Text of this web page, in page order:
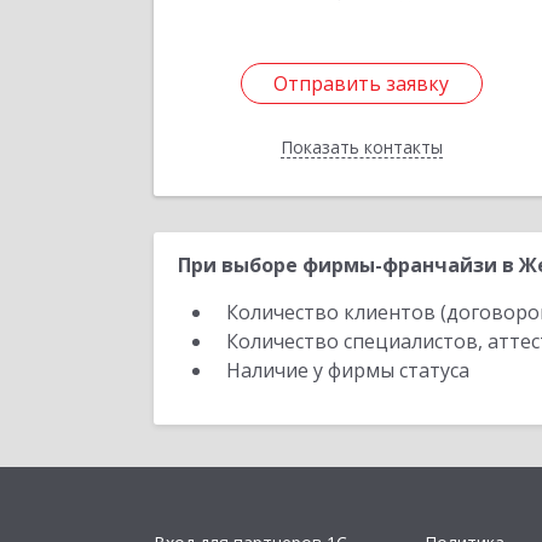
Отправить заявку
Показать контакты
Отправить заявку
Назад
При выборе фирмы-франчайзи в
Количество клиентов
Количество специалистов,
Наличие у фирмы статуса